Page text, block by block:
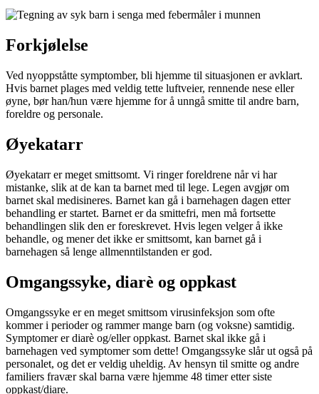
Forkjølelse
Ved nyoppståtte symptomber, bli hjemme til situasjonen er avklart.
Hvis barnet plages med veldig tette luftveier, rennende nese eller
øyne, bør han/hun være hjemme for å unngå smitte til andre barn,
foreldre og personale.
Øyekatarr
Øyekatarr er meget smittsomt. Vi ringer foreldrene når vi har
mistanke, slik at de kan ta barnet med til lege. Legen avgjør om
barnet skal medisineres. Barnet kan gå i barnehagen dagen etter
behandling er startet. Barnet er da smittefri, men må fortsette
behandlingen slik den er foreskrevet. Hvis legen velger å ikke
behandle, og mener det ikke er smittsomt, kan barnet gå i
barnehagen så lenge allmenntilstanden er god.
Omgangssyke, diarè og oppkast
Omgangssyke er en meget smittsom virusinfeksjon som ofte
kommer i perioder og rammer mange barn (og voksne) samtidig.
Symptomer er diarè og/eller oppkast. Barnet skal ikke gå i
barnehagen ved symptomer som dette! Omgangssyke slår ut også på
personalet, og det er veldig uheldig. Av hensyn til smitte og andre
familiers fravær skal barna være hjemme 48 timer etter siste
oppkast/diare.